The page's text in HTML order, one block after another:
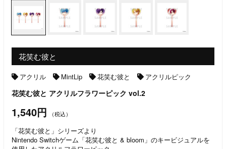
花笑む彼と
アクリル MintLip 花笑む彼と アクリルピック
花笑む彼と アクリルフラワーピック vol.2
1,540円 （税込）
「花笑む彼と」シリーズより
Nintendo Switchゲーム「花笑む彼と & bloom」のキービジュアルを